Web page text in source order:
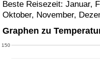
Beste Reisezeit: Januar,
Oktober, November,
Graphen zu
150